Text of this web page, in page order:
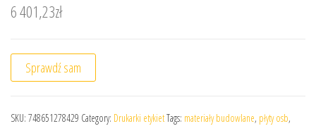
6 401,23zł
Sprawdź sam
SKU: 748651278429 Category: Drukarki etykietTags: materiały budowlane, płyty osb,